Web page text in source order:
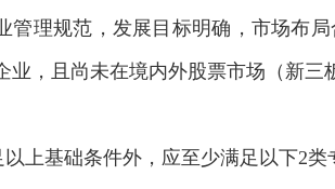
管理规范，发展目标明确，市场布
业，且尚未在境内外股票市场（新三
基础条件外，应至少满足以下2类